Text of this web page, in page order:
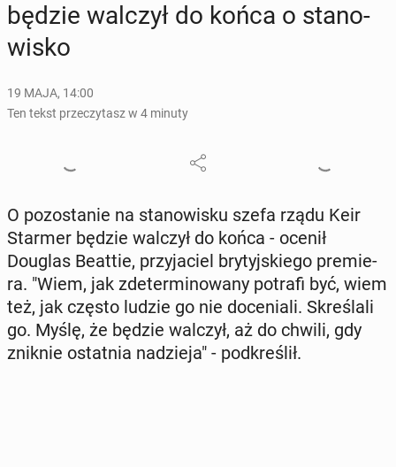
będzie walczył do końca o sta­no­
wi­sko
19 MAJA, 14:00
Ten tekst przeczytasz w 4 minuty
O po­zo­sta­nie na sta­no­wi­sku szefa rządu Keir
Starmer będzie walczył do końca - ocenił
Douglas Beattie, przy­ja­ciel bry­tyj­skie­go pre­mie­
ra. "Wiem, jak zde­ter­mi­no­wa­ny potrafi być, wiem
też, jak często ludzie go nie do­ce­nia­li. Skre­śla­li
go. Myślę, że będzie walczył, aż do chwili, gdy
zniknie ostat­nia na­dzie­ja" - pod­kre­ślił.